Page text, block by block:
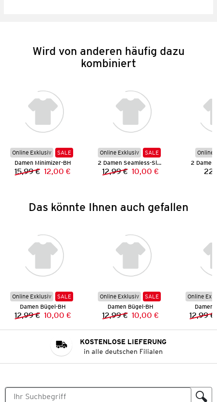
Wird von anderen häufig dazu
kombiniert
Online Exklusiv
SALE
Damen Minimizer-BH
Vorheriger Preis:
15,99 € Neuer Preis:
12,00 €
Online Exklusiv
SALE
2 Damen Seamless-Slips
Vorheriger Preis:
12,99 € Neuer Preis:
10,00 €
Online
2 Damen
Das könnte Ihnen auch gefallen
Online Exklusiv
SALE
Damen Bügel-BH
Vorheriger Preis:
12,99 € Neuer Preis:
10,00 €
Online Exklusiv
SALE
Damen Bügel-BH
Vorheriger Preis:
12,99 € Neuer Preis:
10,00 €
Online
Damen
12,99 €
KOSTENLOSE LIEFERUNG
in alle deutschen Filialen